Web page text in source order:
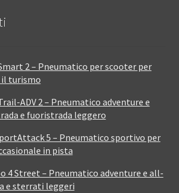
2 – Pneumatico per scooter per
il turismo
ADV 2 – Pneumatico adventure e
e fuoristrada leggero
5 – Pneumatico sportivo per
in pista
4 Street – Pneumatico adventure e all-
e sterrati leggeri